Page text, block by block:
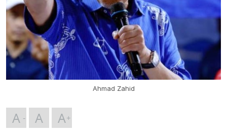
Ahmad Zahid
A A A